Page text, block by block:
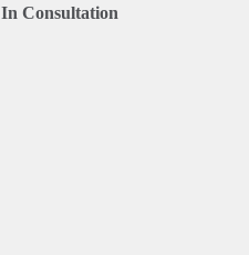
In Consultation